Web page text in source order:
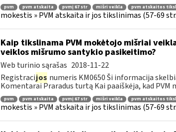
pvm pvm atskaita pvmį 67 str mišri veikla pvm atskaitos
mokestis » PVM atskaita ir jos tikslinimas (57-69
Kaip tikslinama PVM mokėtojo mišriai
veiklos mišrumo santykio pasikeitimo?
Web turinio sąrašas 2018-11-22
Registracijos numeris KM0650 Ši informacija
Komentarai Praradus turtą Kai paaiškėja, kad PVM
pvm pvm atskaita pvmį 67 str mišri veikla pvm atskaitos
mokestis » PVM atskaita ir jos tikslinimas (57-69